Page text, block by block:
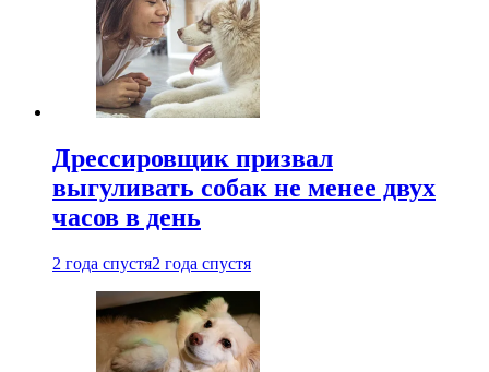
Дрессировщик призвал
выгуливать собак не менее двух
часов в день
2 года спустя2 года спустя